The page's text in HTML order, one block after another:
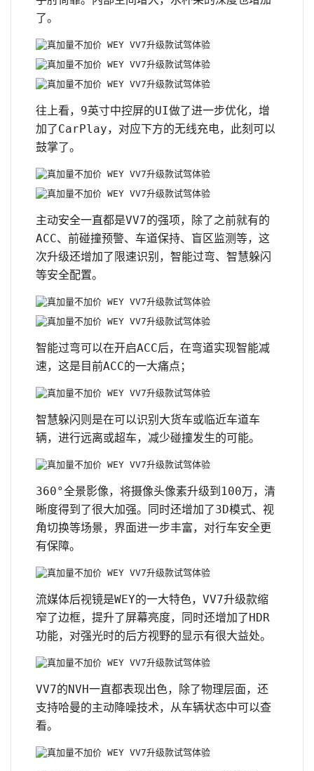
了。
往上看，9英寸中控屏的UI做了进一步优化，增
加了CarPlay，对应下方的无线充电，此刻可以
鼓掌了。
主动安全一直都是VV7的强项，除了之前就有的
ACC、前碰撞预警、车道保持、盲区监测等，这
次升级还增加了限速识别，智能过弯、智慧躲闪
等安全配置。
智能过弯可以在开启ACC后，在弯道实现智能减
速，这是目前ACC的一大痛点；
智慧躲闪则是在可以识别大货车或临近车道车
辆，进行远离或超车，减少碰撞发生的可能。
360°全景影像，将摄像头像素升级到100万，清
晰度得到了很大加强。同时还增加了3D模式、视
角切换等场景，界面进一步丰富，对行车安全更
有保障。
流媒体后视镜是WEY的一大特色，VV7升级款缩
窄了边框，提升了屏幕亮度，同时还增加了HDR
功能，对强光时的后方视野的显示有很大益处。
VV7的NVH一直都表现出色，除了物理层面，还
支持哈曼的主动降噪技术，从车辆状态中可以查
看。